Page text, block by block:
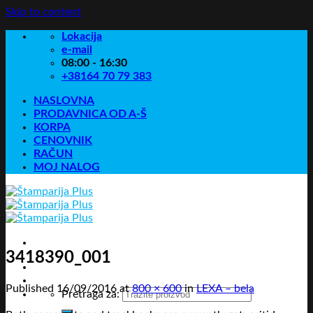
Skip to content
Lokacija
e-mail
08:00 - 16:30
+38164 70 79 383
NASLOVNA
PRODAVNICA OD A-Š
KORPA
CENOVNIK
RAČUN
MOJ NALOG
Pretraga za:
3418390_001
Published 16/09/2016 at800 × 600inLEXA – bela